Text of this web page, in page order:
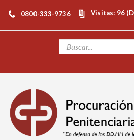
0800-333-9736 Visitas: 96